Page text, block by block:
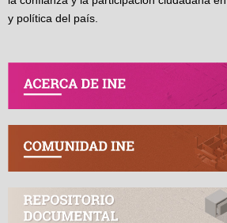
y política del país.